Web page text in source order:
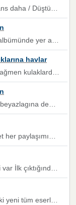
izin verilmeyeceğini, kişisel sınırların çizildiğini gösteriyor.
vurulduğum, sözlerinde kaybolduğum bir parça olmuş.
havlar
ses müzik dinleme sebebisiniz canlar bomba gibi patladınız maşallah
asla kavusamayacagim ama asla unutamicagim sevdiğim adam için yanar içim
da göbek atmayi))) diyeceklerim bu kadar güzel hoş bir sayfa emeğinize sağlık arkadaşlar kolay gelsin
razı olsun hizmet nimettir Rabbim sizin zahmetlerinize de hayırlı nimetler versin Selam ve dua ile Allah'a emanet olun
sevenlerine ulaştıran siz değerli sayfa yöneticilerine de teşekkür ederim